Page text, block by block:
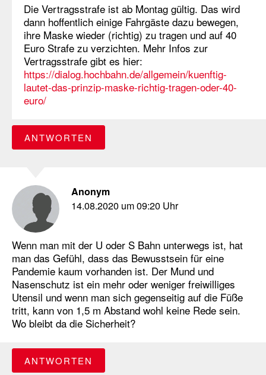
Die Vertragsstrafe ist ab Montag gültig. Das wird
dann hoffentlich einige Fahrgäste dazu bewegen,
ihre Maske wieder (richtig) zu tragen und auf 40
Euro Strafe zu verzichten. Mehr Infos zur
Vertragsstrafe gibt es hier:
https://dialog.hochbahn.de/allgemein/kuenftig-
lautet-das-prinzip-maske-richtig-tragen-oder-40-
euro/
ANTWORTEN
Anonym
14.08.2020 um 09:20 Uhr
Wenn man mit der U oder S Bahn unterwegs ist, hat
man das Gefühl, dass das Bewusstsein für eine
Pandemie kaum vorhanden ist. Der Mund und
Nasenschutz ist ein mehr oder weniger freiwilliges
Utensil und wenn man sich gegenseitig auf die Füße
tritt, kann von 1,5 m Abstand wohl keine Rede sein.
Wo bleibt da die Sicherheit?
ANTWORTEN